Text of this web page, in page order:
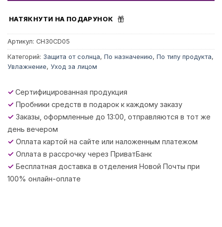
НАТЯКНУТИ НА ПОДАРУНОК
Артикул: CH30CD05
Категорий: Защита от солнца, По назначению, По типу продукта,
Увлажнение, Уход за лицом
✓ Сертифицированная продукция
✓ Пробники средств в подарок к каждому заказу
✓ Заказы, оформленные до 13:00, отправляются в тот же
день вечером
✓ Оплата картой на сайте или наложенным платежом
✓ Оплата в рассрочку через ПриватБанк
✓ Бесплатная доставка в отделения Новой Почты при
100% онлайн-оплате